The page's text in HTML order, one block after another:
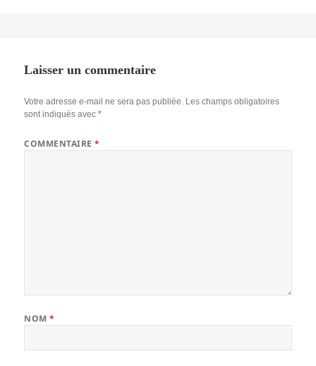
Laisser un commentaire
Votre adresse e-mail ne sera pas publiée. Les champs obligatoires
sont indiqués avec*
COMMENTAIRE*
NOM*